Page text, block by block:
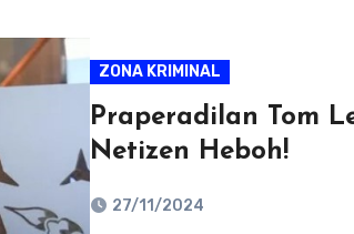
ZONA KRIMINAL
Praperadilan Tom
Netizen Heboh!
27/11/2024